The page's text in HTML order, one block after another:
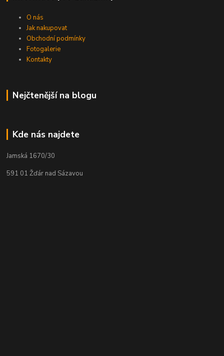
O nás
Jak nakupovat
Obchodní podmínky
Fotogalerie
Kontakty
Nejčtenější na blogu
Kde nás najdete
Jamská 1670/30
591 01 Žďár nad Sázavou